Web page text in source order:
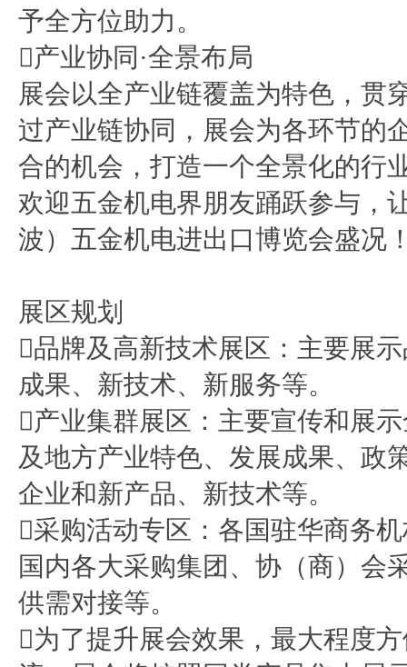
予全方位助力。
产业协同·全景布局
展会以全产业链覆盖为特色，贯
过产业链协同，展会为各环节的
合的机会，打造一个全景化的行
欢迎五金机电界朋友踊跃参与，
波）五金机电进出口博览会盛况
展区规划
品牌及高新技术展区：主要展
成果、新技术、新服务等。
产业集群展区：主要宣传和展
及地方产业特色、发展成果、政
企业和新产品、新技术等。
采购活动专区：各国驻华商务
国内各大采购集团、协（商）会
供需对接等。
为了提升展会效果，最大程度